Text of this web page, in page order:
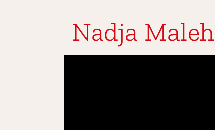
Nadja Maleh